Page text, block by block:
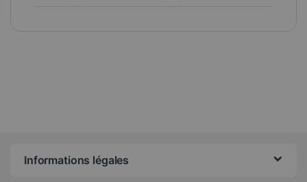
Informations légales